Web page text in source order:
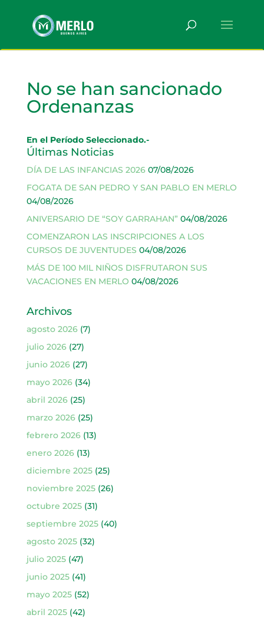
No se han sancionado
Ordenanzas
En el Período Seleccionado.-
Últimas Noticias
DÍA DE LAS INFANCIAS 2026 07/08/2026
FOGATA DE SAN PEDRO Y SAN PABLO EN MERLO
04/08/2026
ANIVERSARIO DE “SOY GARRAHAN” 04/08/2026
COMENZARON LAS INSCRIPCIONES A LOS
CURSOS DE JUVENTUDES 04/08/2026
MÁS DE 100 MIL NIÑOS DISFRUTARON SUS
VACACIONES EN MERLO 04/08/2026
Archivos
agosto 2026(7)
julio 2026(27)
junio 2026(27)
mayo 2026(34)
abril 2026(25)
marzo 2026(25)
febrero 2026(13)
enero 2026(13)
diciembre 2025(25)
noviembre 2025(26)
octubre 2025(31)
septiembre 2025(40)
agosto 2025(32)
julio 2025(47)
junio 2025(41)
mayo 2025(52)
abril 2025(42)